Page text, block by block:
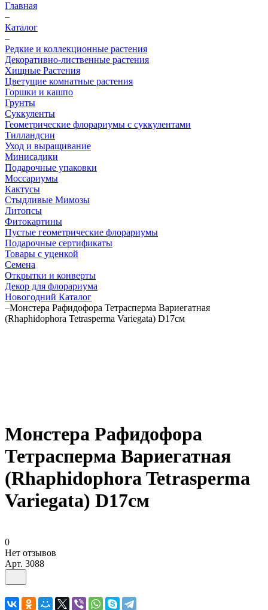
Главная
–
Каталог
–
Редкие и коллекционные растения
Декоративно-лиственные растения
Хищные Растения
Цветущие комнатные растения
Горшки и кашпо
Грунты
Суккуленты
Геометрические флорариумы с суккулентами
Тилландсии
Уход и выращивание
Минисадики
Подарочные упаковки
Моссариумы
Кактусы
Стыдливые Мимозы
Литопсы
Фитокартины
Пустые геометрические флорариумы
Подарочные сертификаты
Товары с уценкой
Семена
Открытки и конверты
Декор для флорариума
Новогодний Каталог
–Монстера Рафидофора Тетрасперма Вариегатная
(Rhaphidophora Tetrasperma Variegata) D17см
Монстера Рафидофора
Тетрасперма Вариегатная
(Rhaphidophora Tetrasperma
Variegata) D17см
0
Нет отзывов
Арт. 3088